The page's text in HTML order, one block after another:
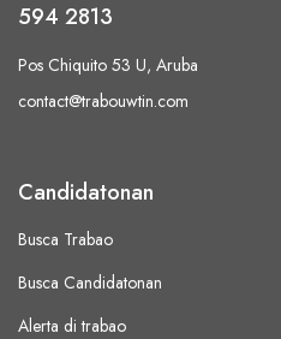
594 2813
Pos Chiquito 53 U, Aruba
contact@trabouwtin.com
Candidatonan
Busca Trabao
Busca Candidatonan
Alerta di trabao